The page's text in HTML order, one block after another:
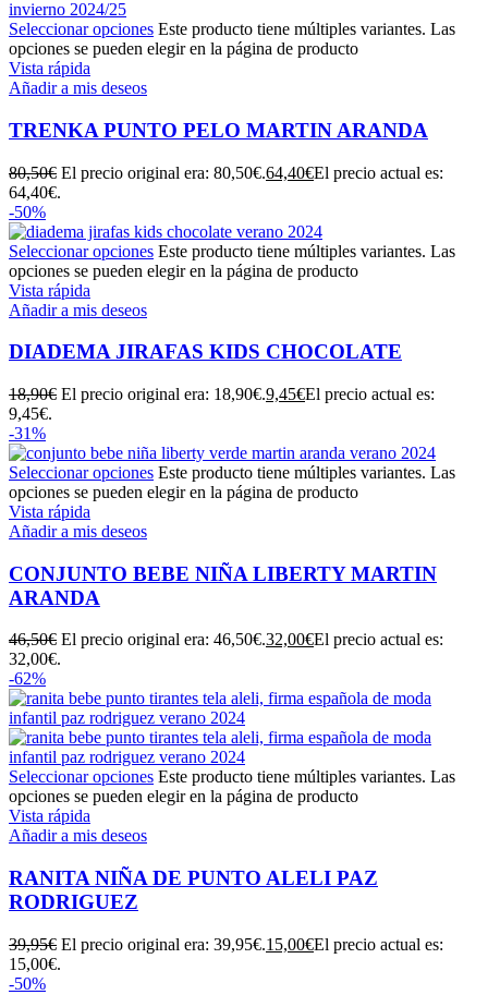
Seleccionar opciones Este producto tiene múltiples variantes. Las
opciones se pueden elegir en la página de producto
Vista rápida
Añadir a mis deseos
TRENKA PUNTO PELO MARTIN ARANDA
80,50€ El precio original era: 80,50€.64,40€El precio actual es:
64,40€.
-50%
Seleccionar opciones Este producto tiene múltiples variantes. Las
opciones se pueden elegir en la página de producto
Vista rápida
Añadir a mis deseos
DIADEMA JIRAFAS KIDS CHOCOLATE
18,90€ El precio original era: 18,90€.9,45€El precio actual es:
9,45€.
-31%
Seleccionar opciones Este producto tiene múltiples variantes. Las
opciones se pueden elegir en la página de producto
Vista rápida
Añadir a mis deseos
CONJUNTO BEBE NIÑA LIBERTY MARTIN
ARANDA
46,50€ El precio original era: 46,50€.32,00€El precio actual es:
32,00€.
-62%
Seleccionar opciones Este producto tiene múltiples variantes. Las
opciones se pueden elegir en la página de producto
Vista rápida
Añadir a mis deseos
RANITA NIÑA DE PUNTO ALELI PAZ
RODRIGUEZ
39,95€ El precio original era: 39,95€.15,00€El precio actual es:
15,00€.
-50%